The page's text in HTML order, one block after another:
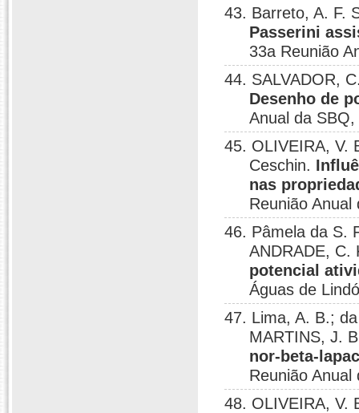
43. Barreto, A. F.
Passerini
33a Reunião
44. SALVADOR,
Desenho de
Anual da
45. OLIVEIRA, V.
Ceschin.
nas
Reunião
46. Pâmela da S.
ANDRADE,
potencial
Águas de
47. Lima, A. B.;
MARTINS, J.
nor-beta-
Reunião
48. OLIVEIRA, V.